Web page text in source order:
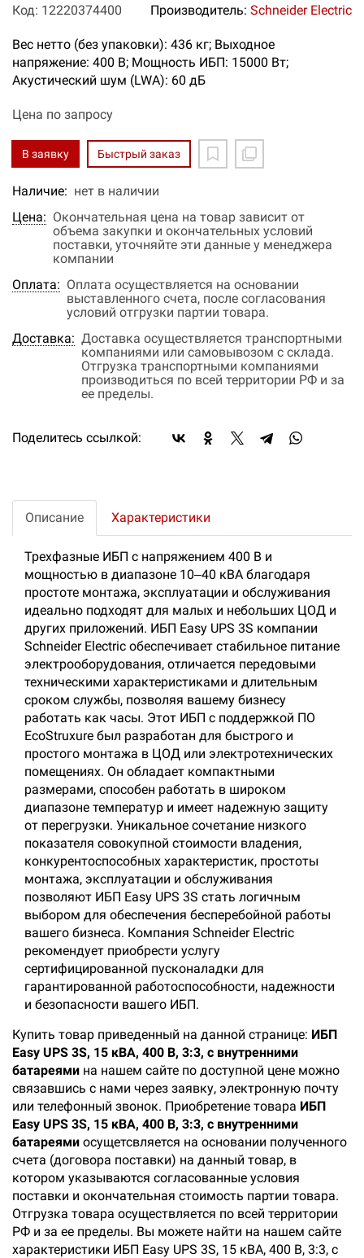
Код: 12220374400 Производитель: Schneider Electric
Вес нетто (без упаковки): 436 кг; Выходное
напряжение: 400 В; Мощность ИБП: 15000 Вт;
Акустический шум (LWA): 60 дБ
Цена по запросу
В заявку Быстрый заказ
Наличие: нет в наличии
Цена: Окончательная цена на товар зависит от
объема закупки и окончательных условий
поставки, уточняйте эти данные у менеджера
компании
Оплата: Оплата осуществляется на основании
выставленного счета, после согласования
условий отгрузки партии товара.
Доставка: Доставка осуществляется транспортными
компаниями или самовывозом с склада.
Отгрузка транспортными компаниями
производиться по всей территории РФ и за
ее пределы.
Поделитесь ссылкой:
Описание Характеристики
Трехфазные ИБП с напряжением 400 В и
мощностью в диапазоне 10‒40 кВА благодаря
простоте монтажа, эксплуатации и обслуживания
идеально подходят для малых и небольших ЦОД и
других приложений. ИБП Easy UPS 3S компании
Schneider Electric обеспечивает стабильное питание
электрооборудования, отличается передовыми
техническими характеристиками и длительным
сроком службы, позволяя вашему бизнесу
работать как часы. Этот ИБП с поддержкой ПО
EcoStruxure был разработан для быстрого и
простого монтажа в ЦОД или электротехнических
помещениях. Он обладает компактными
размерами, способен работать в широком
диапазоне температур и имеет надежную защиту
от перегрузки. Уникальное сочетание низкого
показателя совокупной стоимости владения,
конкурентоспособных характеристик, простоты
монтажа, эксплуатации и обслуживания
позволяют ИБП Easy UPS 3S стать логичным
выбором для обеспечения бесперебойной работы
вашего бизнеса. Компания Schneider Electric
рекомендует приобрести услугу
сертифицированной пусконаладки для
гарантированной работоспособности, надежности
и безопасности вашего ИБП.
Купить товар приведенный на данной странице: ИБП
Easy UPS 3S, 15 кВА, 400 В, 3:3, с внутренними
батареями на нашем сайте по доступной цене можно
связавшись с нами через заявку, электронную почту
или телефонный звонок. Приобретение товара ИБП
Easy UPS 3S, 15 кВА, 400 В, 3:3, с внутренними
батареями осущетсвляется на основании полученного
счета (договора поставки) на данный товар, в
котором указываются согласованные условия
поставки и окончательная стоимость партии товара.
Отгрузка товара осуществляется по всей территории
РФ и за ее пределы. Вы можете найти на нашем сайте
характеристики ИБП Easy UPS 3S, 15 кВА, 400 В, 3:3, с